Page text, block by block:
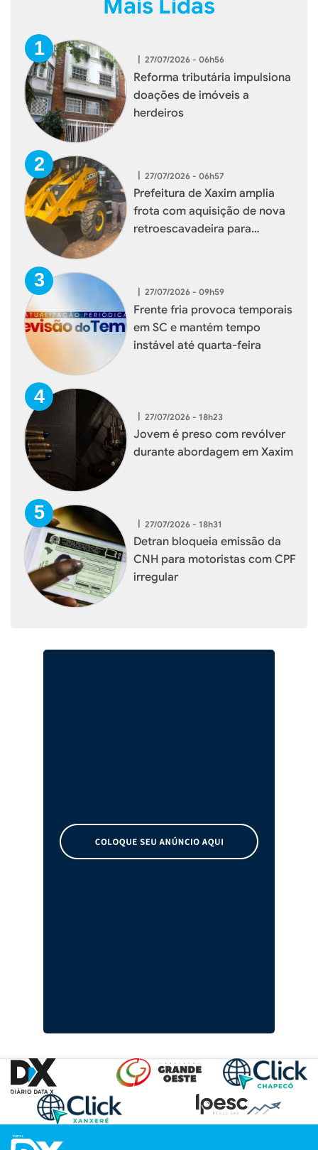
Mais Lidas
| 27/07/2026 - 06h56
Reforma tributária impulsiona
doações de imóveis a
herdeiros
| 27/07/2026 - 06h57
Prefeitura de Xaxim amplia
frota com aquisição de nova
retroescavadeira para
| 27/07/2026 - 09h59
Frente fria provoca temporais
em SC e mantém tempo
instável até quarta-feira
| 27/07/2026 - 18h23
Jovem é preso com revólver
durante abordagem em Xaxim
| 27/07/2026 - 18h31
Detran bloqueia emissão da
CNH para motoristas com CPF
irregular